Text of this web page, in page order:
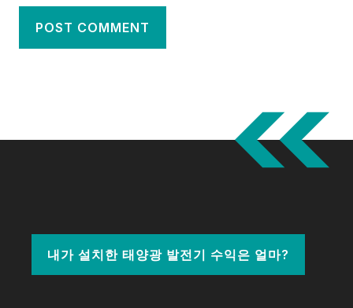
내가 설치한 태양광 발전기 수익은 얼마?